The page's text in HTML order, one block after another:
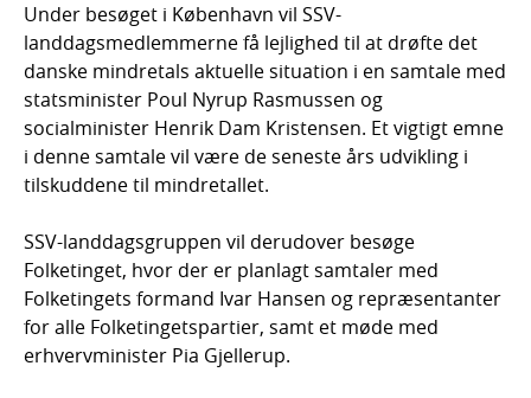
Under besøget i København vil SSV-
landdagsmedlemmerne få lejlighed til at drøfte det
danske mindretals aktuelle situation i en samtale med
statsminister Poul Nyrup Rasmussen og
socialminister Henrik Dam Kristensen. Et vigtigt emne
i denne samtale vil være de seneste års udvikling i
tilskuddene til mindretallet.
SSV-landdagsgruppen vil derudover besøge
Folketinget, hvor der er planlagt samtaler med
Folketingets formand Ivar Hansen og repræsentanter
for alle Folketingetspartier, samt et møde med
erhvervminister Pia Gjellerup.